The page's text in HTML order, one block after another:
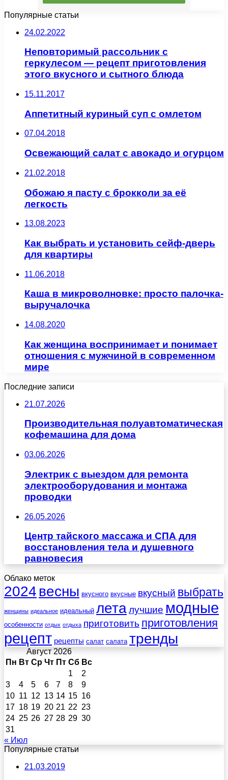
Популярные статьи
24.02.2022
Неповторимый рассольник с
геркулесом — рецепт приготовления
этого вкусного и сытного блюда
15.11.2017
Аппетитный куриный суп с омлетом
07.04.2018
Освежающий салат с авокадо и огурцом
21.02.2018
Обожаю я пасту с брокколи за её
легкость
13.08.2023
Как выбрать и установить сейф-дверь
для квартиры
11.06.2018
Каша в микроволновке: просто палочка-
выручалочка
14.08.2020
Как женщина воспринимает и понимает
отношения с мужчиной в современном
мире
Последние записи
21.07.2026
Производительная полуавтоматическая
кофемашина для дома
03.06.2026
Электрик с выездом для ремонта
электрооборудования и монтажа
проводки
26.05.2026
Центр тайского массажа и СПА для
восстановления тела и душевного
равновесия
Облако меток
2024 весны вкусного вкусные вкусный выбрать
женщины идеальное идеальный леталучшие модные
особенности отдых отдыха приготовить приготовления
рецепт рецепты салат салата тренды
Август 2026
Пн Вт Ср Чт Пт Сб Вс
1
2
3
4 5 6 7 8
9
10 11 12 13 14 15 16
17 18 19 20 21 22 23
24 25 26 27 28 29 30
31
« Июл
Популярные статьи
21.03.2019